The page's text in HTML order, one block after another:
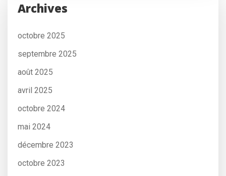
Archives
octobre 2025
septembre 2025
août 2025
avril 2025
octobre 2024
mai 2024
décembre 2023
octobre 2023